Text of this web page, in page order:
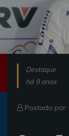
Destaque
há 9 anos
Postado por